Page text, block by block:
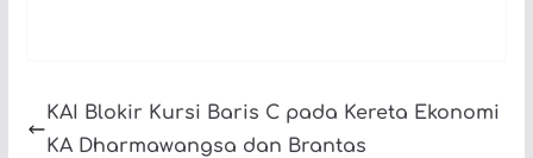
KAI Blokir Kursi Baris C pada Kereta Ekonomi
KA Dharmawangsa dan Brantas